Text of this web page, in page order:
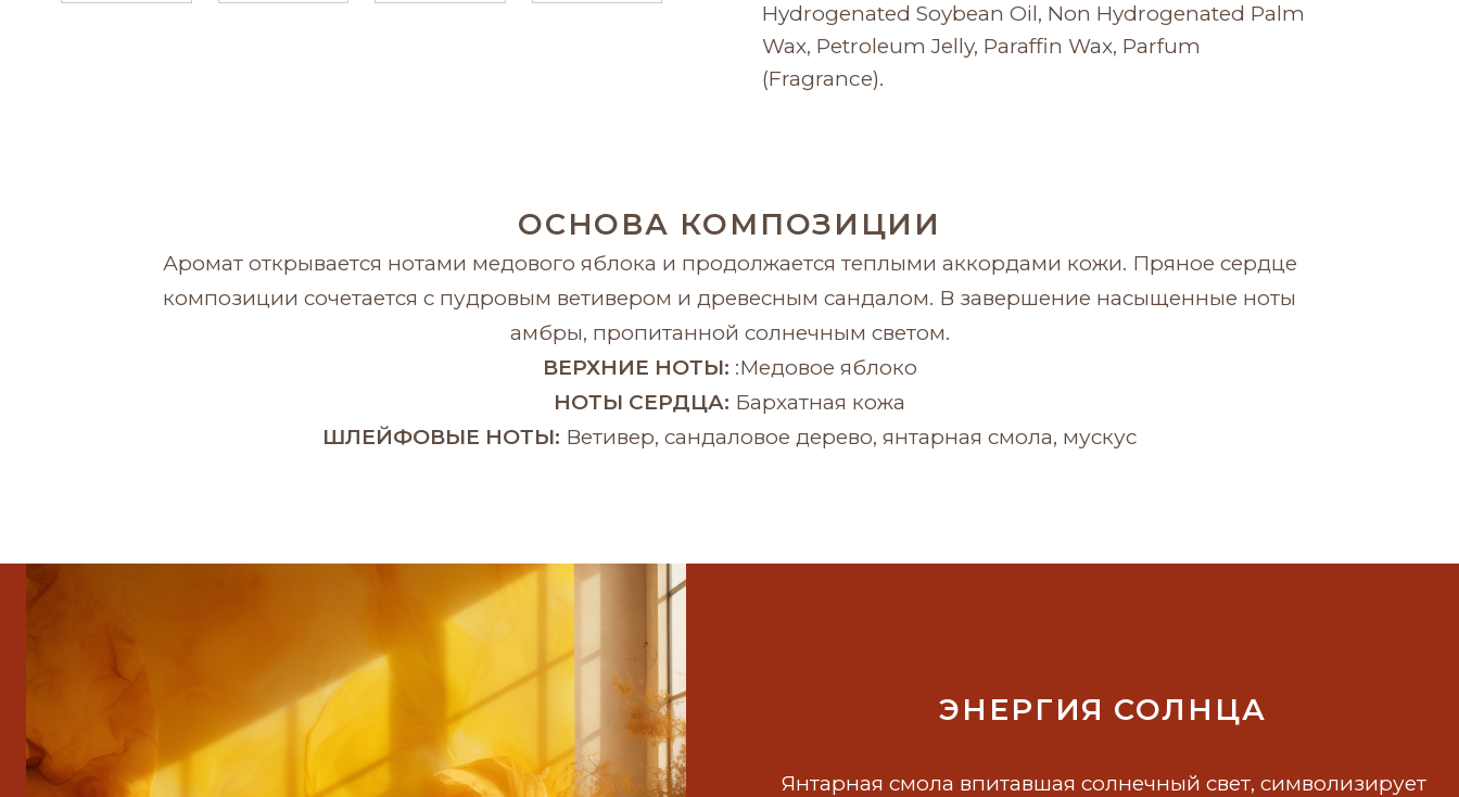
Hydrogenated Soybean Oil, Non Hydrogenated Palm
Wax, Petroleum Jelly, Paraffin Wax, Parfum
(Fragrance).
ОСНОВА КОМПОЗИЦИИ
Аромат открывается нотами медового яблока и продолжается теплыми аккордами кожи. Пряное сердце
композиции сочетается с пудровым ветивером и древесным сандалом. В завершение насыщенные ноты
амбры, пропитанной солнечным светом.
ВЕРХНИЕ НОТЫ: :Медовое яблоко
НОТЫ СЕРДЦА: Бархатная кожа
ШЛЕЙФОВЫЕ НОТЫ: Ветивер, сандаловое дерево, янтарная смола, мускус
ЭНЕРГИЯ СОЛНЦА
Янтарная смола впитавшая солнечный свет, символизирует